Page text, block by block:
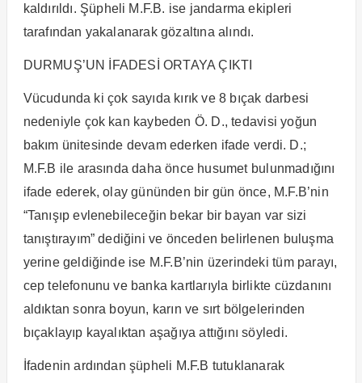
kaldırıldı. Şüpheli M.F.B. ise jandarma ekipleri
tarafından yakalanarak gözaltına alındı.
DURMUŞ’UN İFADESİ ORTAYA ÇIKTI
Vücudunda ki çok sayıda kırık ve 8 bıçak darbesi
nedeniyle çok kan kaybeden Ö. D., tedavisi yoğun
bakım ünitesinde devam ederken ifade verdi. D.;
M.F.B ile arasında daha önce husumet bulunmadığını
ifade ederek, olay gününden bir gün önce, M.F.B’nin
“Tanışıp evlenebileceğin bekar bir bayan var sizi
tanıştırayım” dediğini ve önceden belirlenen buluşma
yerine geldiğinde ise M.F.B’nin üzerindeki tüm parayı,
cep telefonunu ve banka kartlarıyla birlikte cüzdanını
aldıktan sonra boyun, karın ve sırt bölgelerinden
bıçaklayıp kayalıktan aşağıya attığını söyledi.
İfadenin ardından şüpheli M.F.B tutuklanarak